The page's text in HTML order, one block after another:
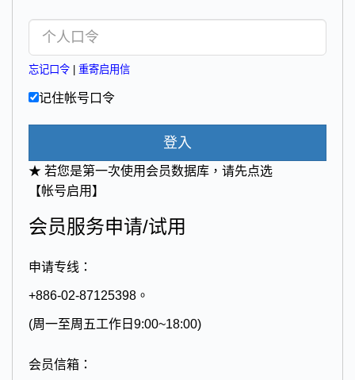
忘记口令 重寄启用信
记住帐号口令
登入
★ 若您是第一次使用会员数据库，请先点选
【帐号启用】
会员服务申请/试用
申请专线：
+886-02-87125398。
(周一至周五工作日9:00~18:00)
会员信箱：